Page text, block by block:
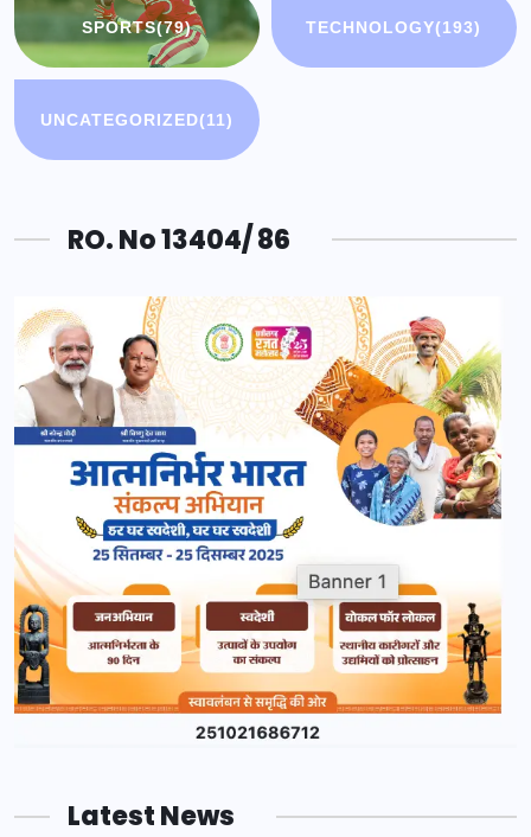
SPORTS(79) TECHNOLOGY(193)
UNCATEGORIZED(11)
RO. No 13404/ 86
Latest News